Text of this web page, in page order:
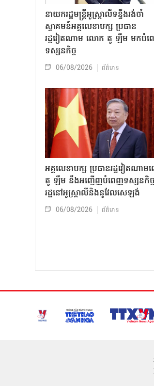
នាយករដ្ឋមន្ត្រីអូស្ត្រាលីទន្ទឹងរង់ចាំ
ស្វាគមន៍អគ្គលេខាបក្ស ប្រធាន
រដ្ឋវៀតណាម លោក តូ ឡឹម មកបំព
ទស្សនកិច្ច
06/08/2026 ព័ត៌មាន
អគ្គលេខាបក្ស ប្រធានរដ្ឋវៀតណា
តូ ឡឹម នឹងអញ្ជើញបំពេញទស្សនកិច្ច
រដ្ឋនៅអូស្ត្រាលីនិងនូវែលសេឡង់
06/08/2026 ព័ត៌មាន